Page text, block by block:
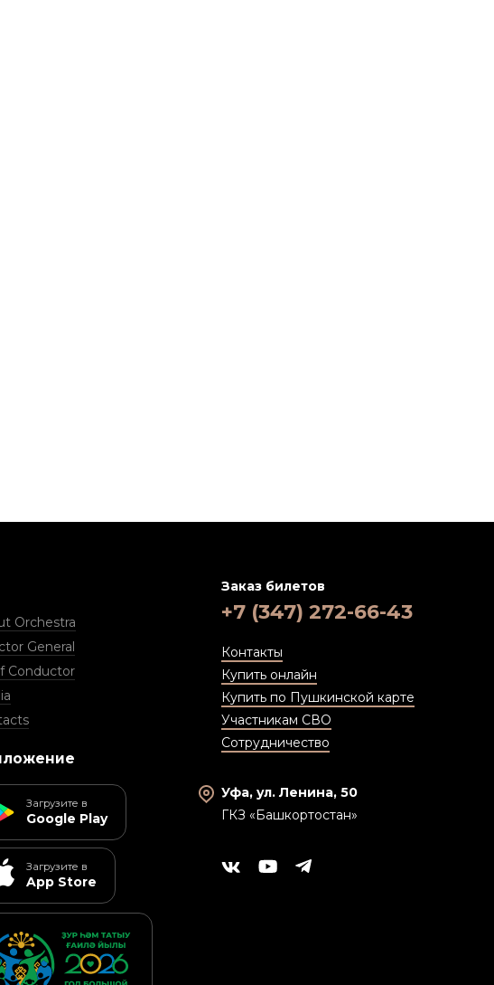
Orchestra
General
Conductor
Загрузите в
Google Play
Загрузите в
App Store
Заказ билетов
+7 (347) 272-66-43
Контакты
Купить онлайн
Купить по Пушкинской карте
Участникам СВО
Сотрудничество
Уфа, ул. Ленина, 50
ГКЗ «Башкортостан»